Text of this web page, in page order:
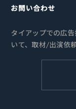
お問い合わせ
タイアップでの広
いて、取材/出演依